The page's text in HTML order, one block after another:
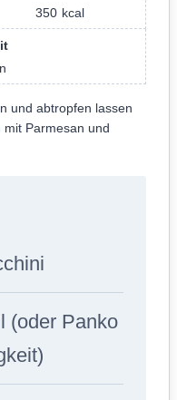
350 kcal
und abtropfen lassen
Parmesan und
(oder Panko